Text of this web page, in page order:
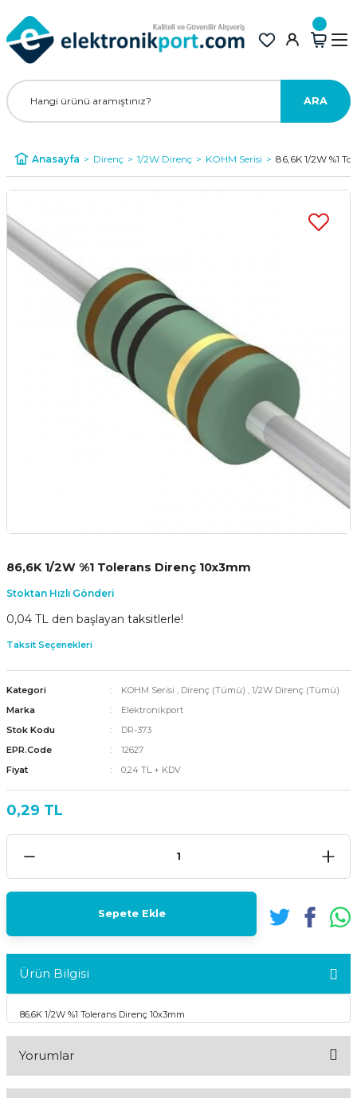
ARA
Anasayfa Direnç 1/2W Direnç KOHM Serisi 86,6K 1/2W %1
86,6K 1/2W %1 Tolerans Direnç 10x3mm
Stoktan Hızlı Gönderi
0,04 TL den başlayan taksitlerle!
Taksit Seçenekleri
Kategori KOHM Serisi , Direnç (Tümü) , 1/2W Direnç (Tümü)
Marka
Elektronikport
Stok Kodu
DR-373
EPR.Code
12627
Fiyat
0,24 TL + KDV
0,29 TL
Sepete Ekle
Ürün Bilgisi
86,6K 1/2W %1 Tolerans Direnç 10x3mm
Yorumlar